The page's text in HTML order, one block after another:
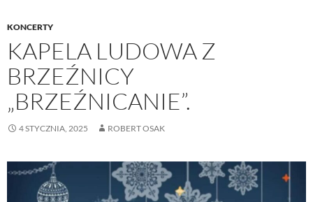
KONCERTY
KAPELA LUDOWA Z
BRZEŹNICY
„BRZEŹNICANIE”.
4 STYCZNIA, 2025 ROBERT OSAK